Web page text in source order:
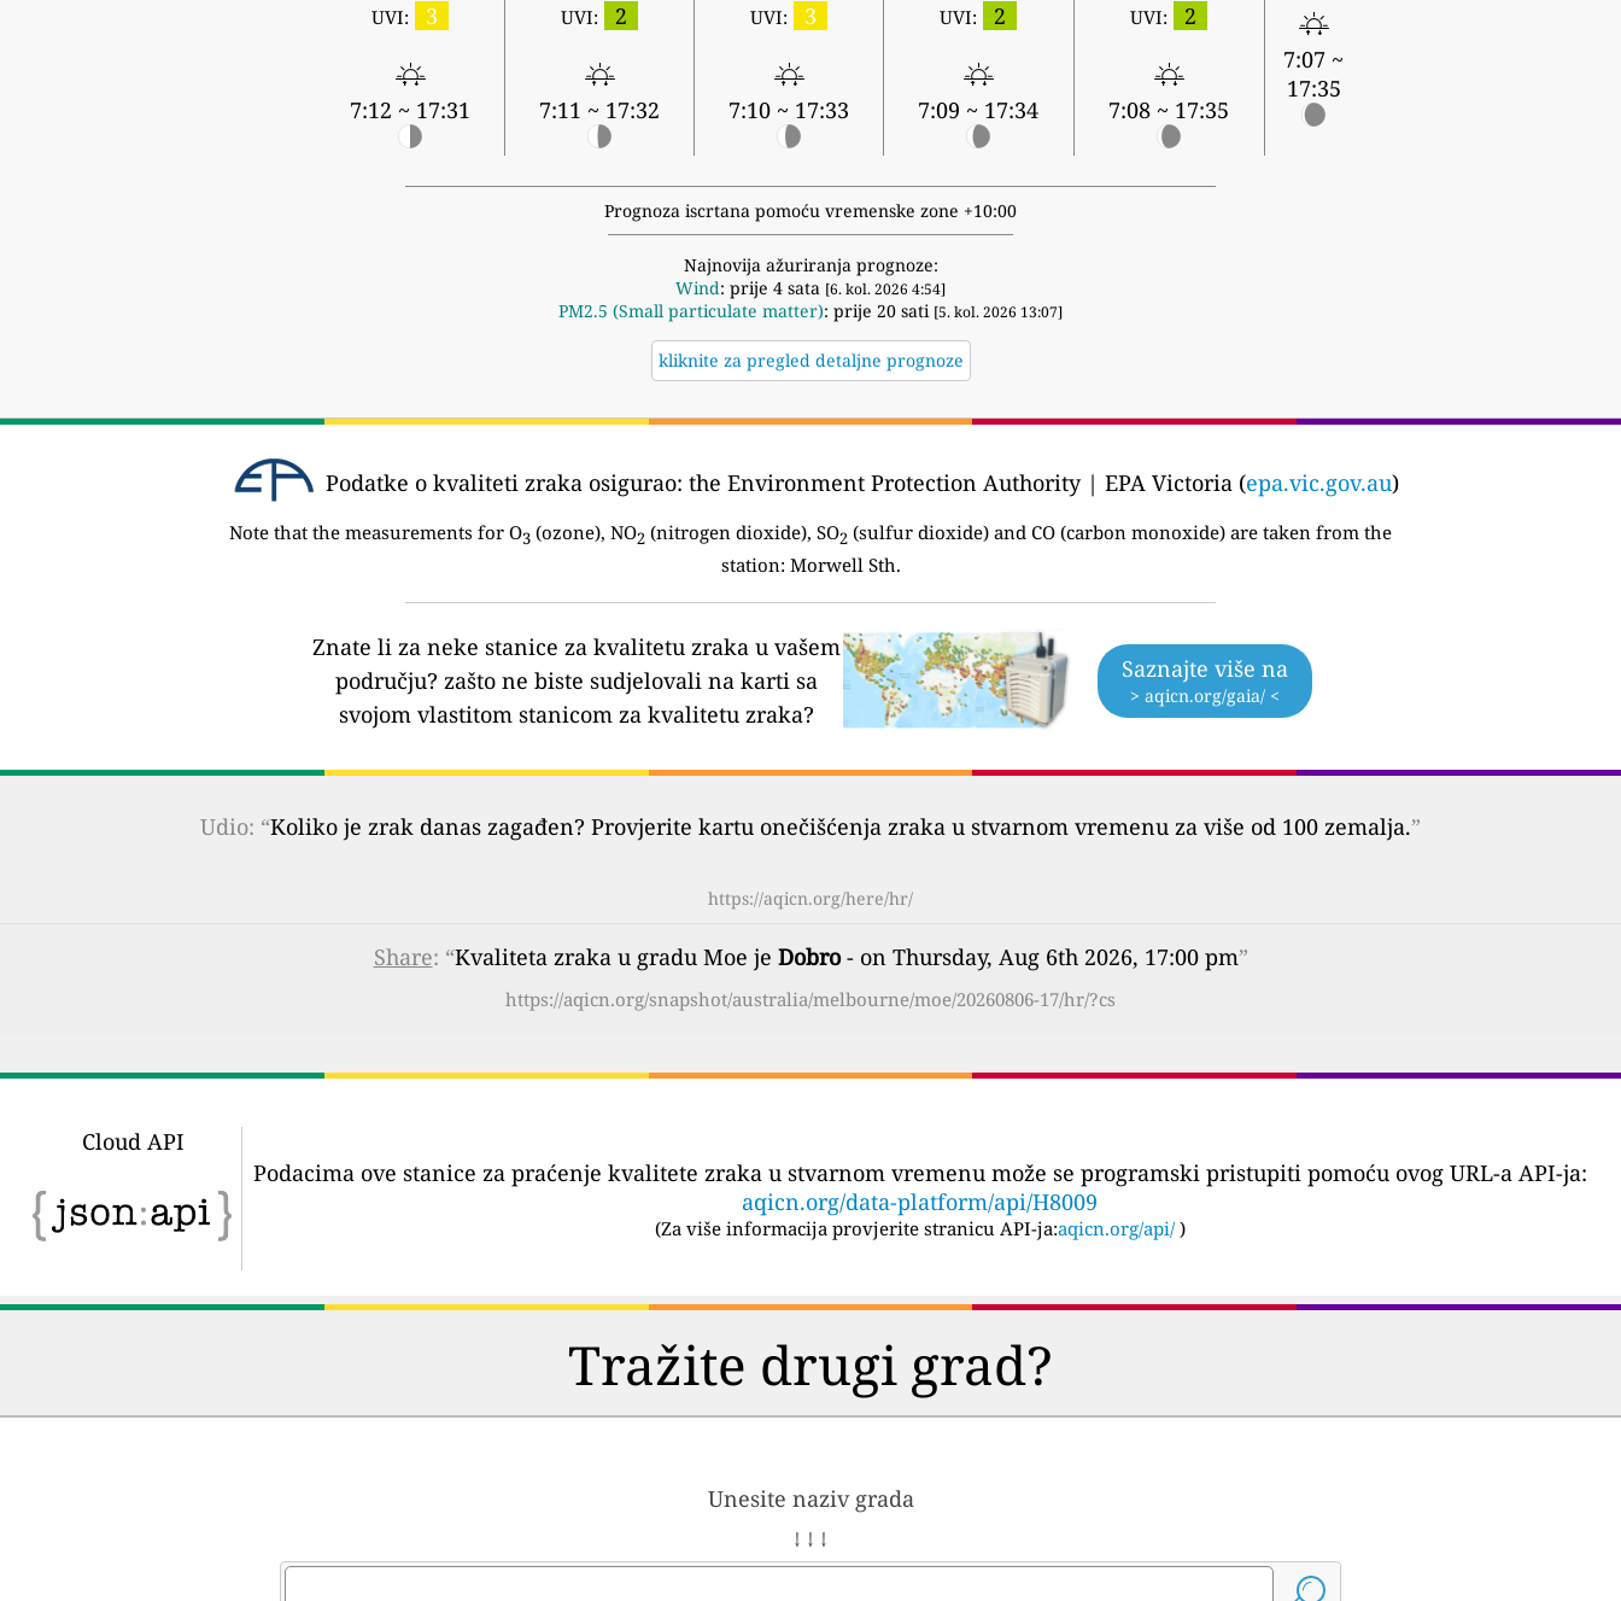
UVI: 3
7:12 ~ 17:31
UVI: 2
7:11 ~ 17:32
UVI: 3
7:10 ~ 17:33
UVI: 2
7:09 ~ 17:34
UVI: 2
7:08 ~ 17:35
7:07 ~
17:35
Prognoza iscrtana pomoću vremenske zone +10:00
Najnovija ažuriranja prognoze:
Wind: prije 4 sata [6. kol. 2026 4:54]
PM2.5 (Small particulate matter): prije 20 sati [5. kol. 2026 13:07]
kliknite za pregled detaljne prognoze
Podatke o kvaliteti zraka osigurao: the Environment Protection Authority | EPA Victoria (epa.vic.gov.au)
Note that the measurements for O3 (ozone), NO2 (nitrogen dioxide), SO2 (sulfur dioxide) and CO (carbon monoxide) are taken from the
station: Morwell Sth.
Znate li za neke stanice za kvalitetu zraka u vašem
području? zašto ne biste sudjelovali na karti sa
svojom vlastitom stanicom za kvalitetu zraka?
Saznajte više na
> aqicn.org/gaia/ <
Udio: “Koliko je zrak danas zagađen? Provjerite kartu onečišćenja zraka u stvarnom vremenu za više od 100 zemalja.”
https://aqicn.org/here/hr/
Share: “Kvaliteta zraka u gradu Moe je Dobro- on Thursday, Aug 6th 2026, 17:00 pm”
https://aqicn.org/snapshot/australia/melbourne/moe/20260806-17/hr/?cs
Cloud API
Podacima ove stanice za praćenje kvalitete zraka u stvarnom vremenu može se programski pristupiti pomoću ovog URL-a API-ja:
aqicn.org/data-platform/api/H8009
(Za više informacija provjerite stranicu API-ja:aqicn.org/api/ )
Tražite drugi grad?
Unesite naziv grada
↓ ↓ ↓